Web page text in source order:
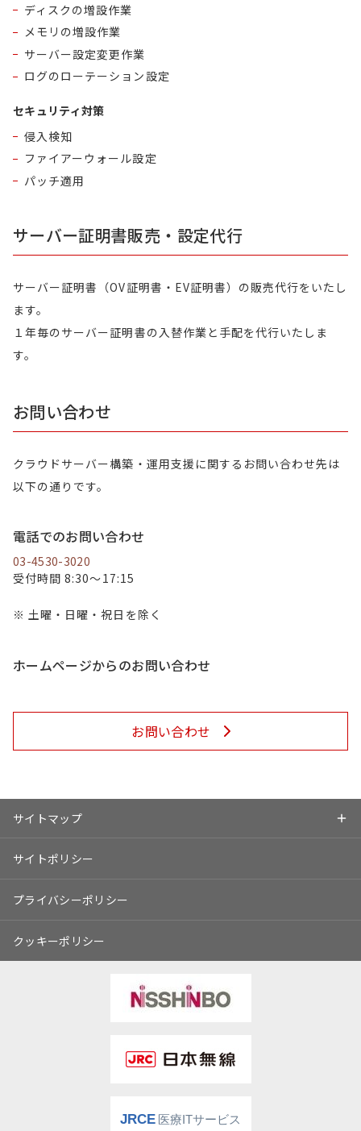
ディスクの増設作業
メモリの増設作業
サーバー設定変更作業
ログのローテーション設定
セキュリティ対策
侵入検知
ファイアーウォール設定
パッチ適用
サーバー証明書販売・設定代行
サーバー証明書（OV証明書・EV証明書）の販売代行をいたし
ます。
１年毎のサーバー証明書の入替作業と手配を代行いたしま
す。
お問い合わせ
クラウドサーバー構築・運用支援に関するお問い合わせ先は
以下の通りです。
電話でのお問い合わせ
03-4530-3020
受付時間 8:30～17:15
※ 土曜・日曜・祝日を除く
ホームページからのお問い合わせ
お問い合わせ
サイトマップ
サイトポリシー
プライバシーポリシー
クッキーポリシー